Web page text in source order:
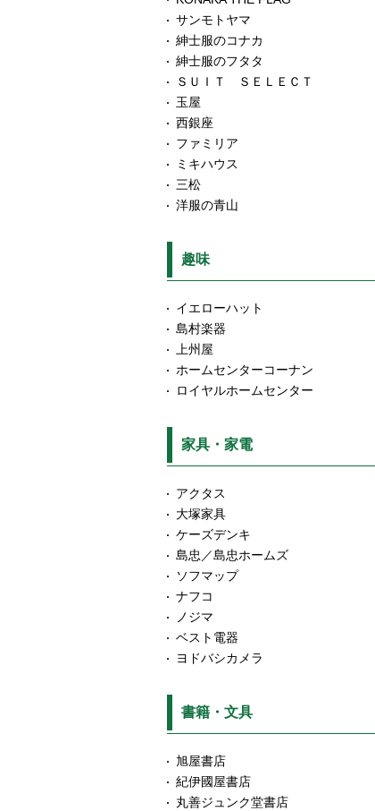
サンモトヤマ
紳士服のコナカ
紳士服のフタタ
ＳＵＩＴ ＳＥＬＥＣＴ
玉屋
西銀座
ファミリア
ミキハウス
三松
洋服の青山
趣味
イエローハット
島村楽器
上州屋
ホームセンターコーナン
ロイヤルホームセンター
家具・家電
アクタス
大塚家具
ケーズデンキ
島忠／島忠ホームズ
ソフマップ
ナフコ
ノジマ
ベスト電器
ヨドバシカメラ
書籍・文具
旭屋書店
紀伊國屋書店
丸善ジュンク堂書店